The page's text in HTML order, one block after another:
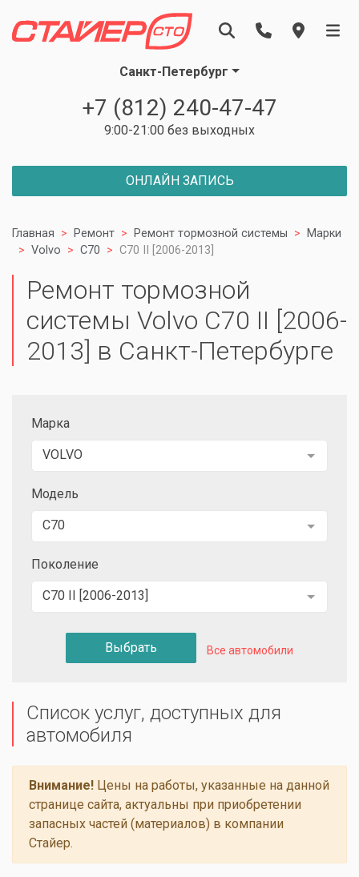
Санкт-Петербург
+7 (812) 240-47-47
9:00-21:00 без выходных
ОНЛАЙН ЗАПИСЬ
Главная Ремонт Ремонт тормозной системы
Марки
Volvo
C70 C70 II [2006-2013]
Ремонт тормозной
системы Volvo C70 II [2006-
2013] в Санкт-Петербурге
Марка
VOLVO
Модель
C70
Поколение
C70 II [2006-2013]
Выбрать Все автомобили
Список услуг, доступных для
автомобиля
Внимание! Цены на работы, указанные на данной
странице сайта, актуальны при приобретении
запасных частей (материалов) в компании
Стайер.